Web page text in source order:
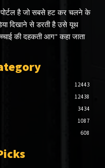
पोर्टल है जो सबसे हट कर चलने के
दिखाने से डरती है उसे यूथ
की दहकती आग" कहा जाता
12443
12438
3434
1087
608